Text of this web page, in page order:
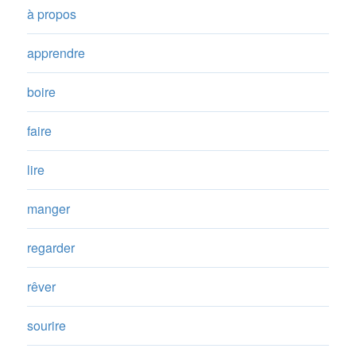
à propos
apprendre
boire
faire
lire
manger
regarder
rêver
sourire